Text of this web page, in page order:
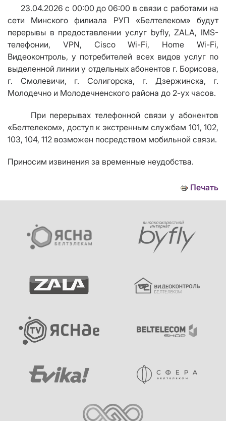
23.04.2026 с 00:00 до 06:00 в связи с работами на
сети Минского филиала РУП «Белтелеком» будут
перерывы в предоставлении услуг byfly, ZALA, IMS-
телефонии, VPN, Cisco Wi-Fi, Home Wi-Fi,
Видеоконтроль, у потребителей всех видов услуг по
выделенной линии у отдельных абонентов г. Борисова,
г. Смолевичи, г. Солигорска, г. Дзержинска, г.
Молодечно и Молодечненского района до 2-ух часов.
При перерывах телефонной связи у абонентов
«Белтелеком», доступ к экстренным службам 101, 102,
103, 104, 112 возможен посредством мобильной связи.
Приносим извинения за временные неудобства.
Печать